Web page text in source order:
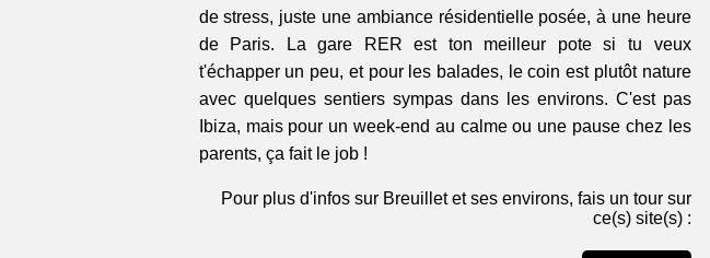
de stress, juste une ambiance résidentielle posée, à une heure
de Paris. La gare RER est ton meilleur pote si tu veux
t'échapper un peu, et pour les balades, le coin est plutôt nature
avec quelques sentiers sympas dans les environs. C'est pas
Ibiza, mais pour un week-end au calme ou une pause chez les
parents, ça fait le job !
Pour plus d'infos sur Breuillet et ses environs, fais un tour sur
ce(s) site(s) :